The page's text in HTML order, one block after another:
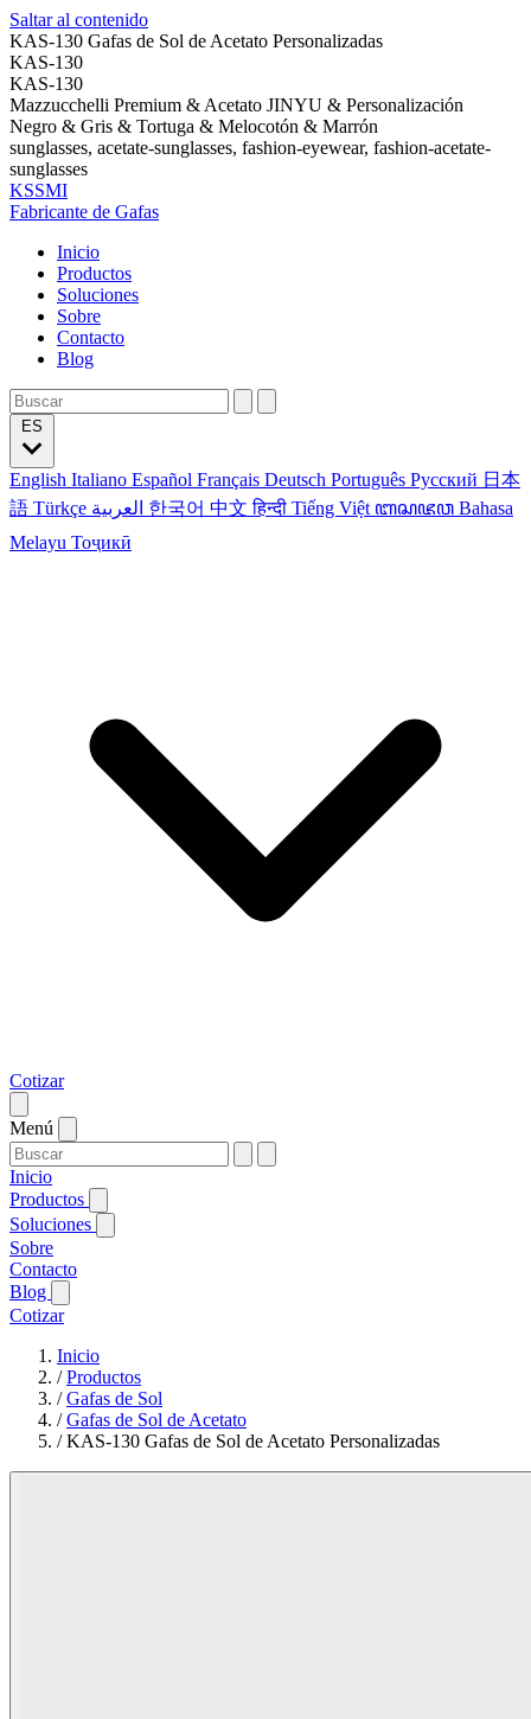
Saltar al contenido
KAS-130 Gafas de Sol de Acetato Personalizadas
KAS-130
KAS-130
Mazzucchelli Premium & Acetato JINYU & Personalización
Negro & Gris & Tortuga & Melocotón & Marrón
sunglasses, acetate-sunglasses, fashion-eyewear, fashion-acetate-
sunglasses
KSSMI
Fabricante de Gafas
Inicio
Productos
Soluciones
Sobre
Contacto
Blog
English Italiano Español Français Deutsch Português Русский 日本
語 Türkçe 한국어 中文हिन्दी Tiếng Việt ꦧꦱꦗꦮ Bahasa
Melayu Тоҷикӣ
Cotizar
Menú
Inicio
Productos
Soluciones
Sobre
Contacto
Blog
Cotizar
Inicio
/Productos
/Gafas de Sol
/Gafas de Sol de Acetato
/KAS-130 Gafas de Sol de Acetato Personalizadas